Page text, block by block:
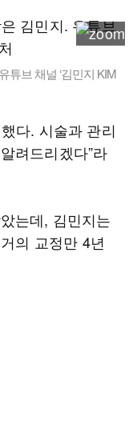
튜브 채널 ‘김민지 KIM
다. 시술과 관리
려드리겠다”라
는데, 김민지는
의 교정만 4년